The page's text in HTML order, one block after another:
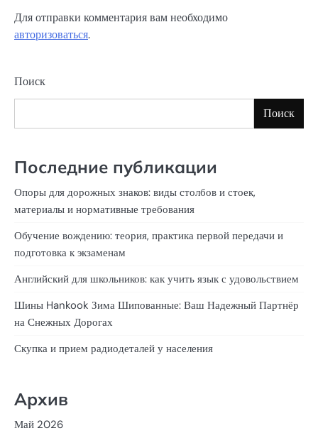
Для отправки комментария вам необходимо
авторизоваться.
Поиск
Поиск
Последние публикации
Опоры для дорожных знаков: виды столбов и стоек,
материалы и нормативные требования
Обучение вождению: теория, практика первой передачи и
подготовка к экзаменам
Английский для школьников: как учить язык с удовольствием
Шины Hankook Зима Шипованные: Ваш Надежный Партнёр
на Снежных Дорогах
Скупка и прием радиодеталей у населения
Архив
Май 2026